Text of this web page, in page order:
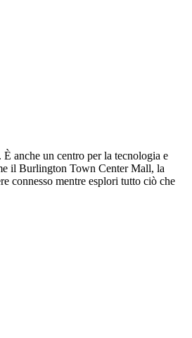
anche un centro per la tecnologia e
il Burlington Town Center Mall, la
connesso mentre esplori tutto ciò che